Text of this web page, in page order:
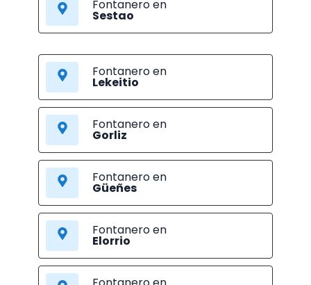
Fontanero en
Sestao
Fontanero en
Lekeitio
Fontanero en
Gorliz
Fontanero en
Güeñes
Fontanero en
Elorrio